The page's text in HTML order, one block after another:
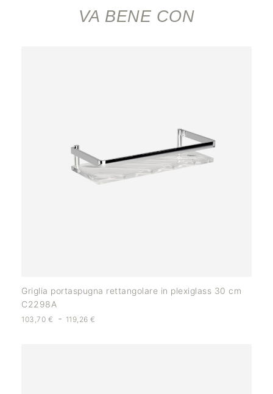
VA BENE CON
Griglia portaspugna rettangolare in plexiglass 30 cm
C2298A
103,70 € - 119,26€